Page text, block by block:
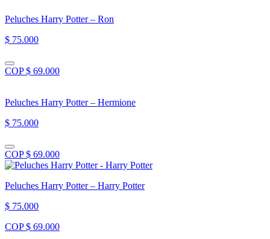
Peluches Harry Potter – Ron
$ 75.000
COP $ 69.000
Peluches Harry Potter – Hermione
$ 75.000
COP $ 69.000
Peluches Harry Potter – Harry Potter
$ 75.000
COP $ 69.000